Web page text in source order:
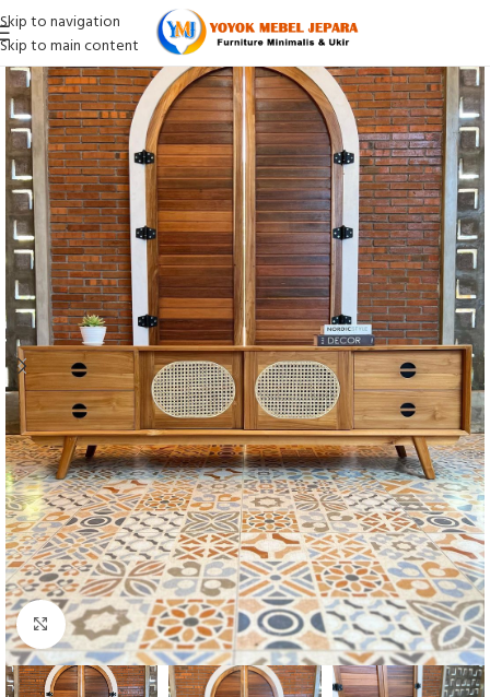
Skip to navigation
Skip to main content
Click to enlarge